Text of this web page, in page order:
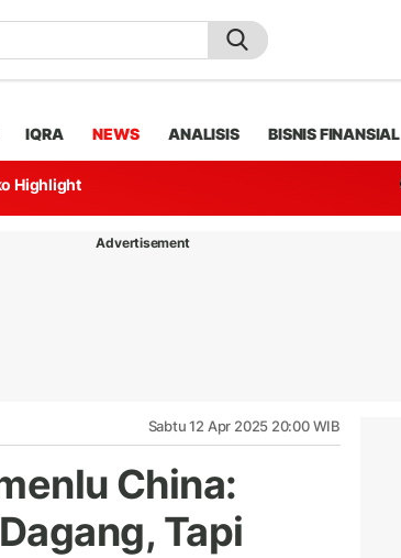
IQRA NEWS ANALISIS BISNIS FINANSIAL
Highlight
Advertisement
Sabtu 12 Apr 2025 20:00 WIB
China:
Tapi